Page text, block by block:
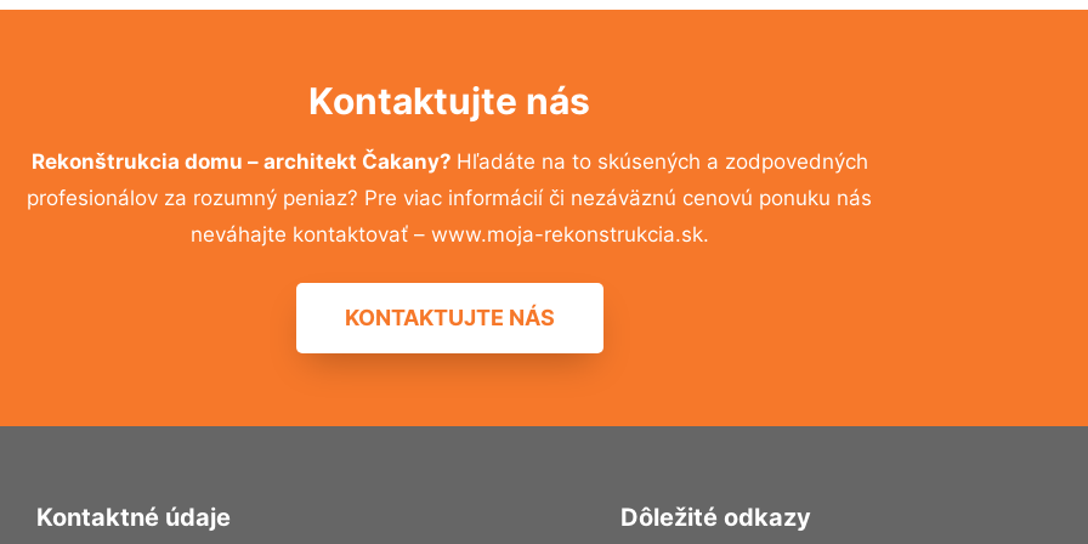
Kontaktujte nás
Rekonštrukcia domu – architekt Čakany? Hľadáte na to skúsených a zodpovedných
profesionálov za rozumný peniaz? Pre viac informácií či nezáväznú cenovú ponuku nás
neváhajte kontaktovať – www.moja-rekonstrukcia.sk.
KONTAKTUJTE NÁS
Kontaktné údaje Dôležité odkazy